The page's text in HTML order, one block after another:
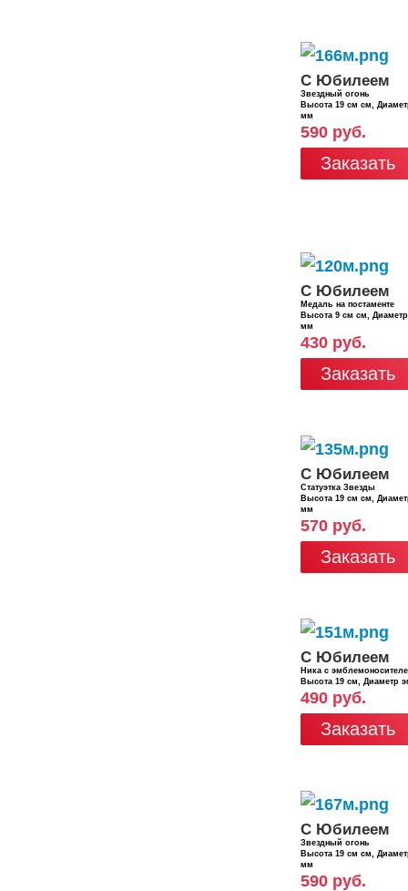
С Юбилеем
Звездный огонь
Высота 19 см см,
мм
590 руб.
Заказать
С Юбилеем
Медаль на постаменте
Высота 9 см см,
мм
430 руб.
Заказать
С Юбилеем
Статуэтка Звезды
Высота 19 см см,
мм
570 руб.
Заказать
С Юбилеем
Ника с
Высота 19 см, Диаметр
490 руб.
Заказать
С Юбилеем
Звездный огонь
Высота 19 см см,
мм
590 руб.